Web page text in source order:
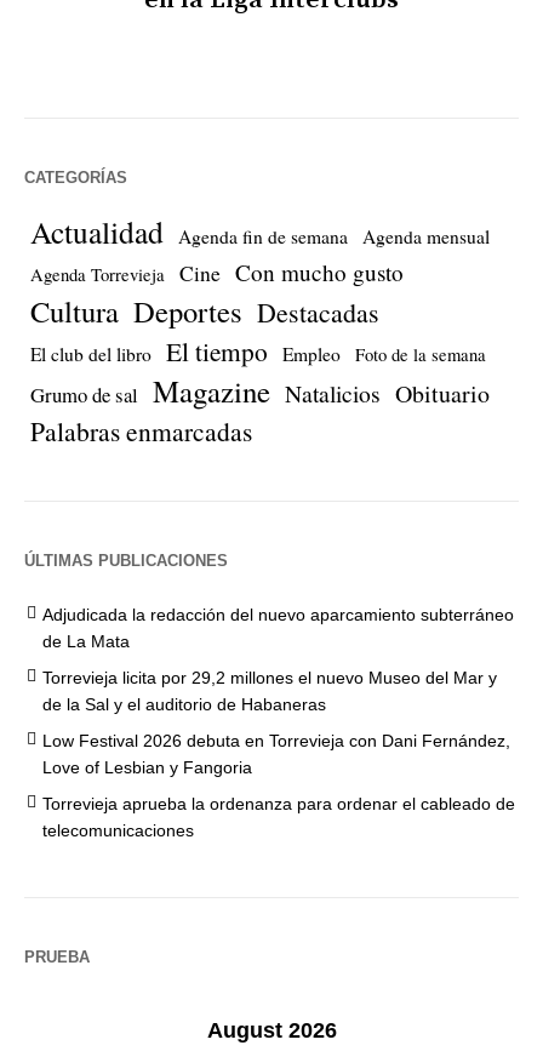
CATEGORÍAS
Actualidad Agenda fin de semana Agenda mensual
Agenda Torrevieja Cine Con mucho gusto
Cultura Deportes Destacadas
El club del libro El tiempo Empleo Foto de la semana
Grumo de sal Magazine Natalicios Obituario
Palabras enmarcadas
ÚLTIMAS PUBLICACIONES
Adjudicada la redacción del nuevo aparcamiento subterráneo
de La Mata
Torrevieja licita por 29,2 millones el nuevo Museo del Mar y
de la Sal y el auditorio de Habaneras
Low Festival 2026 debuta en Torrevieja con Dani Fernández,
Love of Lesbian y Fangoria
Torrevieja aprueba la ordenanza para ordenar el cableado de
telecomunicaciones
PRUEBA
August 2026